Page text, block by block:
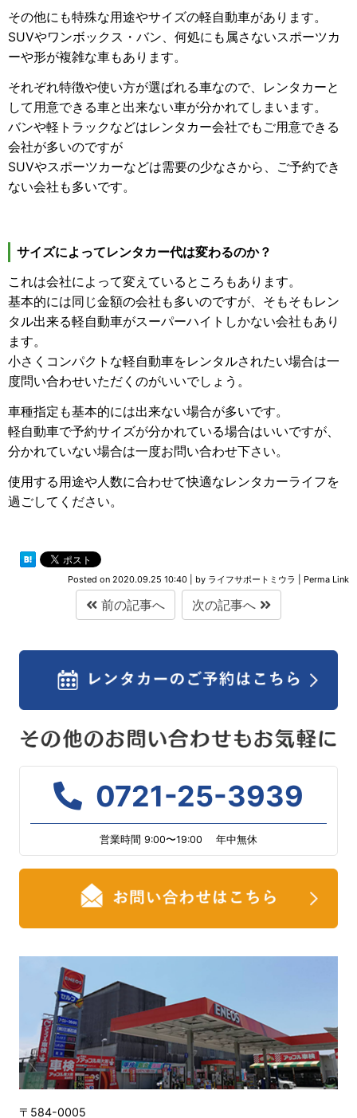
その他にも特殊な用途やサイズの軽自動車があります。
SUVやワンボックス・バン、何処にも属さないスポーツカ
ーや形が複雑な車もあります。
それぞれ特徴や使い方が選ばれる車なので、レンタカーと
して用意できる車と出来ない車が分かれてしまいます。
バンや軽トラックなどはレンタカー会社でもご用意できる
会社が多いのですが
SUVやスポーツカーなどは需要の少なさから、ご予約でき
ない会社も多いです。
サイズによってレンタカー代は変わるのか？
これは会社によって変えているところもあります。
基本的には同じ金額の会社も多いのですが、そもそもレン
タル出来る軽自動車がスーパーハイトしかない会社もあり
ます。
小さくコンパクトな軽自動車をレンタルされたい場合は一
度問い合わせいただくのがいいでしょう。
車種指定も基本的には出来ない場合が多いです。
軽自動車で予約サイズが分かれている場合はいいですが、
分かれていない場合は一度お問い合わせ下さい。
使用する用途や人数に合わせて快適なレンタカーライフを
過ごしてください。
Posted on 2020.09.25 10:40 by ライフサポートミウラ Perma Link
前の記事へ 次の記事へ
0721-25-3939
営業時間 9:00〜19:00 年中無休
〒584-0005